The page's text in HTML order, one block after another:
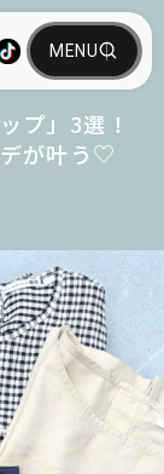
プ」3選！
が叶う♡